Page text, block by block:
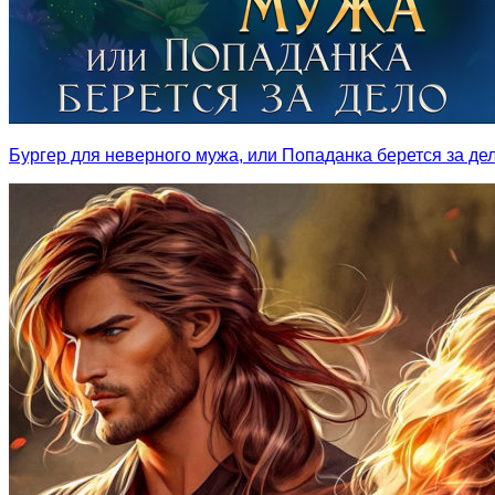
Бургер для неверного мужа, или Попаданка берется за